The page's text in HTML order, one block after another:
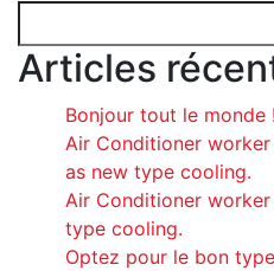
Articles
Bonjour tout le monde !
Air Conditioner
as new type cooling.
Air Conditioner
type cooling.
Optez pour le bon